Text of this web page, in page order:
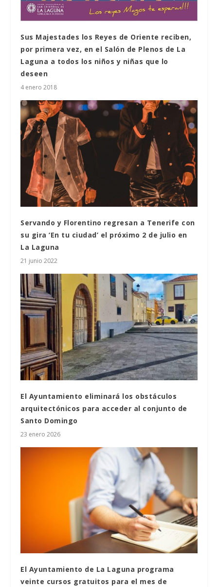
Sus Majestades los Reyes de Oriente reciben,
por primera vez, en el Salón de Plenos de La
Laguna a todos los niños y niñas que lo
deseen
4 enero 2018
Servando y Florentino regresan a Tenerife con
su gira ‘En tu ciudad’ el próximo 2 de julio en
La Laguna
21 junio 2022
El Ayuntamiento eliminará los obstáculos
arquitectónicos para acceder al conjunto de
Santo Domingo
23 enero 2026
El Ayuntamiento de La Laguna programa
veinte cursos gratuitos para el mes de